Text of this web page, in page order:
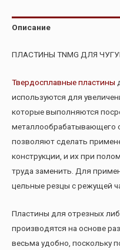
Описание
ПЛАСТИНЫ TNMG ДЛЯ
Твердосплавные пластины
используются для
которые выполняются
металлообрабатывающего
позволяют сделать
конструкции, и их при
труда заменить. Для
цельные резцы с режущей
Пластины для отрезных
производятся на основе
весьма удобно, поскольку